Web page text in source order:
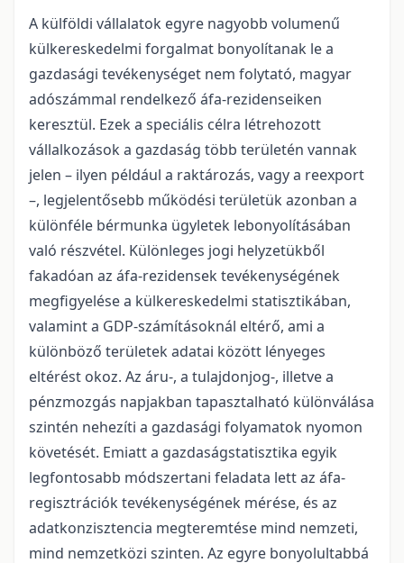
A külföldi vállalatok egyre nagyobb volumenű
külkereskedelmi forgalmat bonyolítanak le a
gazdasági tevékenységet nem folytató, magyar
adószámmal rendelkező áfa-rezidenseiken
keresztül. Ezek a speciális célra létrehozott
vállalkozások a gazdaság több területén vannak
jelen – ilyen például a raktározás, vagy a reexport
–, legjelentősebb működési területük azonban a
különféle bérmunka ügyletek lebonyolításában
való részvétel. Különleges jogi helyzetükből
fakadóan az áfa-rezidensek tevékenységének
megfigyelése a külkereskedelmi statisztikában,
valamint a GDP-számításoknál eltérő, ami a
különböző területek adatai között lényeges
eltérést okoz. Az áru-, a tulajdonjog-, illetve a
pénzmozgás napjakban tapasztalható különválása
szintén nehezíti a gazdasági folyamatok nyomon
követését. Emiatt a gazdaságstatisztika egyik
legfontosabb módszertani feladata lett az áfa-
regisztrációk tevékenységének mérése, és az
adatkonzisztencia megteremtése mind nemzeti,
mind nemzetközi szinten. Az egyre bonyolultabbá